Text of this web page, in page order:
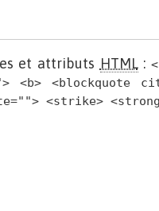
et attributs HTML:
<b> <blockquote
<strike>